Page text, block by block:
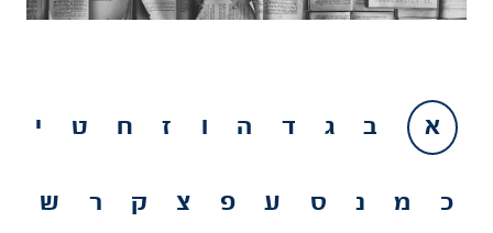
א ב ג ד ה ו ז ח ט י
כ מ נ ס ע פ צ ק ר ש